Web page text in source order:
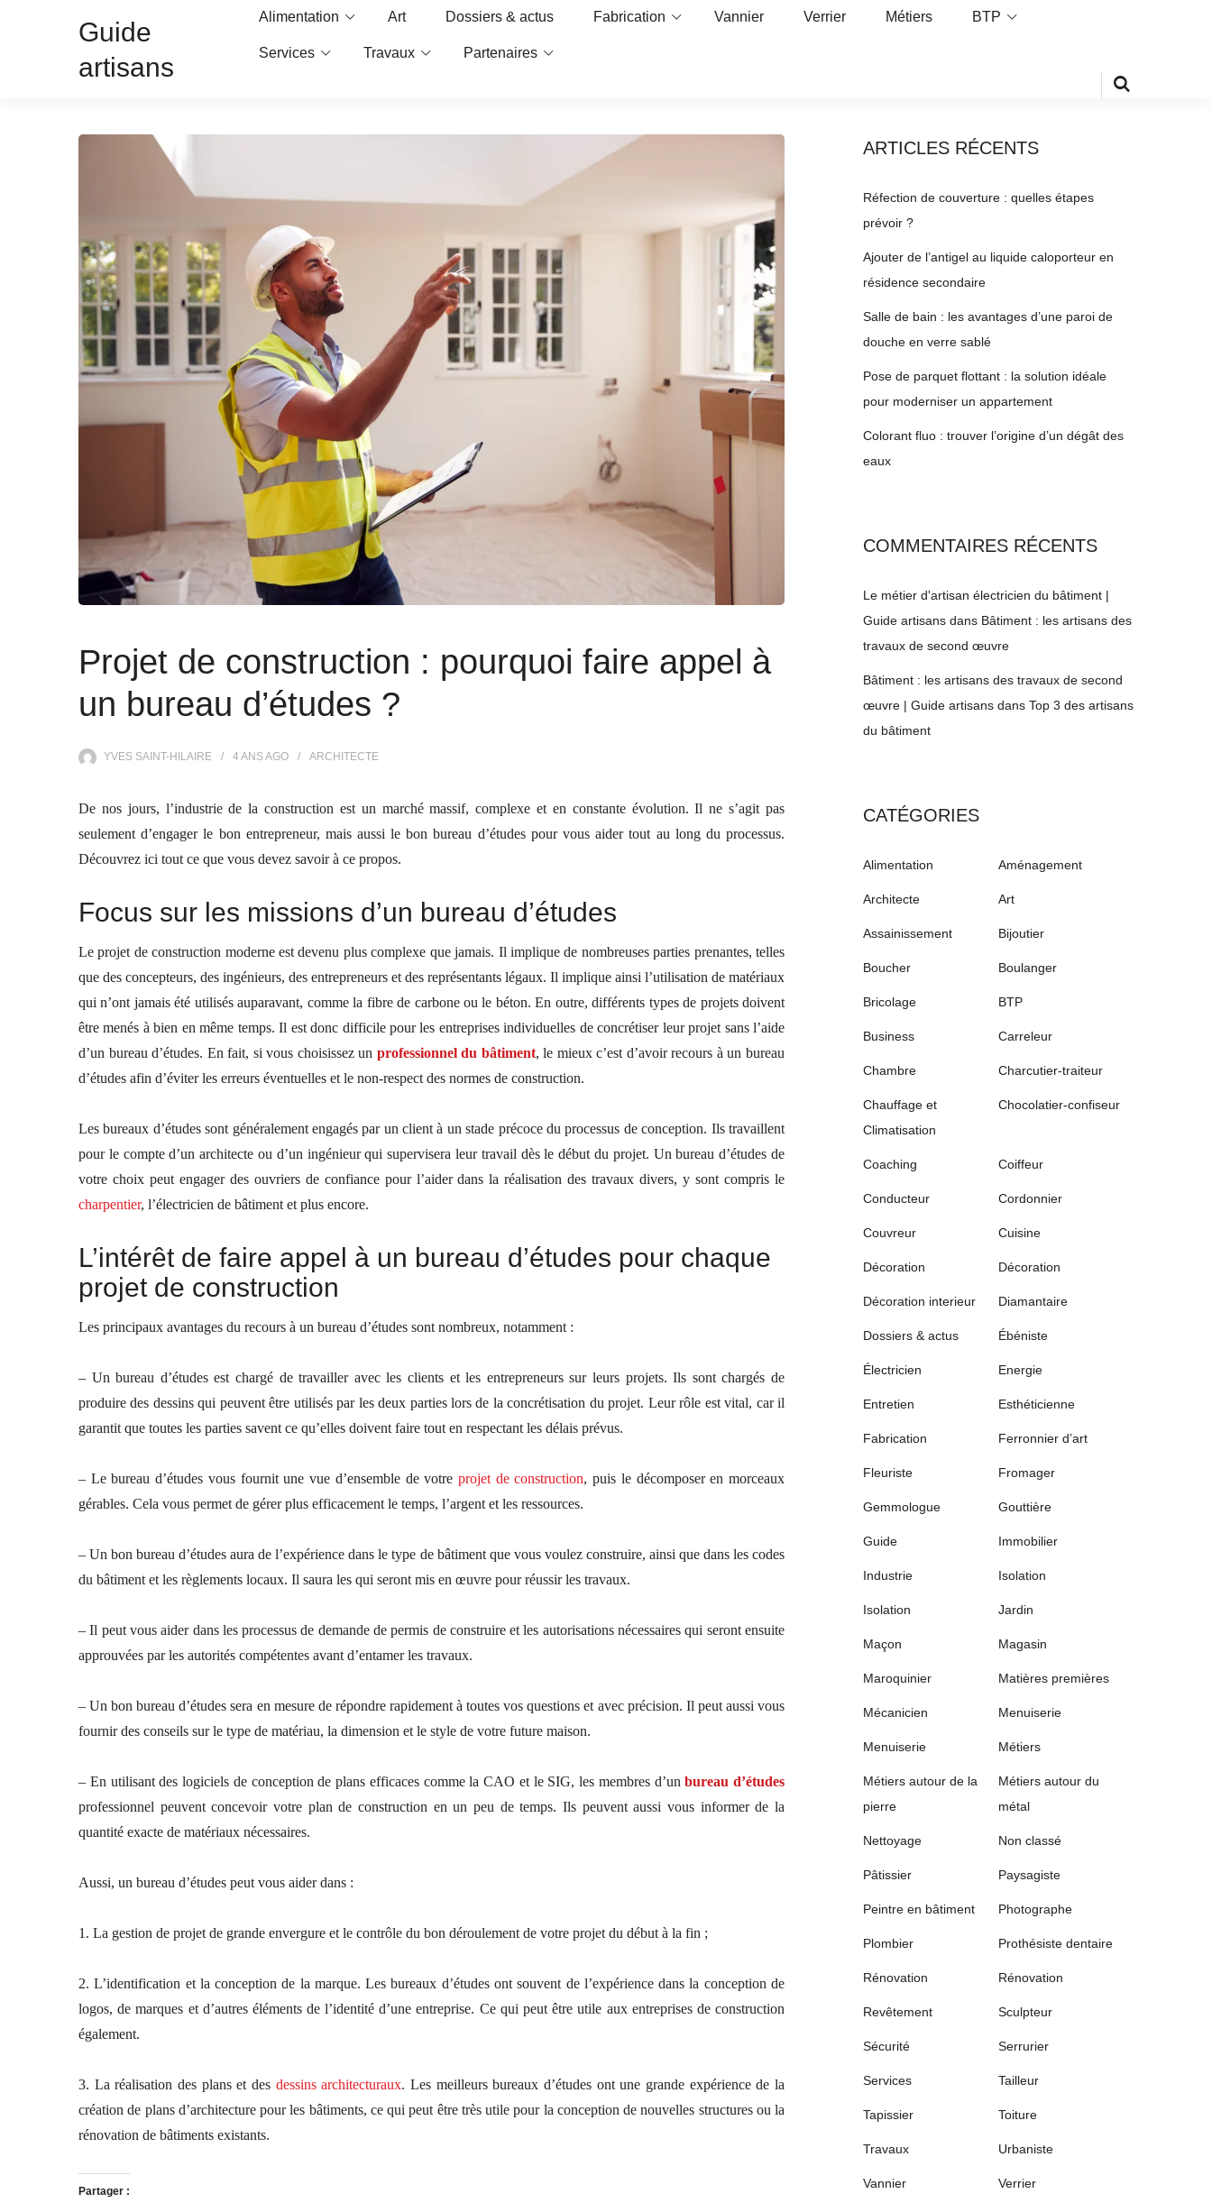
Guide
artisans
Alimentation Art Dossiers & actus Fabrication Vannier Verrier Métiers BTP
Services Travaux Partenaires
Projet de construction : pourquoi faire appel à
un bureau d’études ?
YVES SAINT-HILAIRE 4 ANSAGO ARCHITECTE
De nos jours, l’industrie de la construction est un marché massif, complexe et en constante évolution. Il ne s’agit pas
seulement d’engager le bon entrepreneur, mais aussi le bon bureau d’études pour vous aider tout au long du processus.
Découvrez ici tout ce que vous devez savoir à ce propos.
Focus sur les missions d’un bureau d’études
Le projet de construction moderne est devenu plus complexe que jamais. Il implique de nombreuses parties prenantes, telles
que des concepteurs, des ingénieurs, des entrepreneurs et des représentants légaux. Il implique ainsi l’utilisation de matériaux
qui n’ont jamais été utilisés auparavant, comme la fibre de carbone ou le béton. En outre, différents types de projets doivent
être menés à bien en même temps. Il est donc difficile pour les entreprises individuelles de concrétiser leur projet sans l’aide
d’un bureau d’études. En fait, si vous choisissez un professionnel du bâtiment, le mieux c’est d’avoir recours à un bureau
d’études afin d’éviter les erreurs éventuelles et le non-respect des normes de construction.
Les bureaux d’études sont généralement engagés par un client à un stade précoce du processus de conception. Ils travaillent
pour le compte d’un architecte ou d’un ingénieur qui supervisera leur travail dès le début du projet. Un bureau d’études de
votre choix peut engager des ouvriers de confiance pour l’aider dans la réalisation des travaux divers, y sont compris le
charpentier, l’électricien de bâtiment et plus encore.
L’intérêt de faire appel à un bureau d’études pour chaque
projet de construction
Les principaux avantages du recours à un bureau d’études sont nombreux, notamment :
– Un bureau d’études est chargé de travailler avec les clients et les entrepreneurs sur leurs projets. Ils sont chargés de
produire des dessins qui peuvent être utilisés par les deux parties lors de la concrétisation du projet. Leur rôle est vital, car il
garantit que toutes les parties savent ce qu’elles doivent faire tout en respectant les délais prévus.
– Le bureau d’études vous fournit une vue d’ensemble de votre projet de construction, puis le décomposer en morceaux
gérables. Cela vous permet de gérer plus efficacement le temps, l’argent et les ressources.
– Un bon bureau d’études aura de l’expérience dans le type de bâtiment que vous voulez construire, ainsi que dans les codes
du bâtiment et les règlements locaux. Il saura les qui seront mis en œuvre pour réussir les travaux.
– Il peut vous aider dans les processus de demande de permis de construire et les autorisations nécessaires qui seront ensuite
approuvées par les autorités compétentes avant d’entamer les travaux.
– Un bon bureau d’études sera en mesure de répondre rapidement à toutes vos questions et avec précision. Il peut aussi vous
fournir des conseils sur le type de matériau, la dimension et le style de votre future maison.
– En utilisant des logiciels de conception de plans efficaces comme la CAO et le SIG, les membres d’unbureau d’études
professionnel peuvent concevoir votre plan de construction en un peu de temps. Ils peuvent aussi vous informer de la
quantité exacte de matériaux nécessaires.
Aussi, un bureau d’études peut vous aider dans :
1. La gestion de projet de grande envergure et le contrôle du bon déroulement de votre projet du début à la fin ;
2. L’identification et la conception de la marque. Les bureaux d’études ont souvent de l’expérience dans la conception de
logos, de marques et d’autres éléments de l’identité d’une entreprise. Ce qui peut être utile aux entreprises de construction
également.
3. La réalisation des plans et des dessins architecturaux. Les meilleurs bureaux d’études ont une grande expérience de la
création de plans d’architecture pour les bâtiments, ce qui peut être très utile pour la conception de nouvelles structures ou la
rénovation de bâtiments existants.
Partager :
ARTICLES RÉCENTS
Réfection de couverture : quelles étapes
prévoir ?
Ajouter de l’antigel au liquide caloporteur en
résidence secondaire
Salle de bain : les avantages d’une paroi de
douche en verre sablé
Pose de parquet flottant : la solution idéale
pour moderniser un appartement
Colorant fluo : trouver l’origine d’un dégât des
eaux
COMMENTAIRES RÉCENTS
Le métier d'artisan électricien du bâtiment |
Guide artisans dans Bâtiment : les artisans des
travaux de second œuvre
Bâtiment : les artisans des travaux de second
œuvre | Guide artisans dans Top 3 des artisans
du bâtiment
CATÉGORIES
Alimentation Aménagement
Architecte Art
Assainissement Bijoutier
Boucher Boulanger
Bricolage BTP
Business Carreleur
Chambre Charcutier-traiteur
Chauffage et
Climatisation
Chocolatier-confiseur
Coaching Coiffeur
Conducteur Cordonnier
Couvreur Cuisine
Décoration Décoration
Décoration interieur Diamantaire
Dossiers & actus Ébéniste
Électricien Energie
Entretien Esthéticienne
Fabrication Ferronnier d’art
Fleuriste Fromager
Gemmologue Gouttière
Guide Immobilier
Industrie Isolation
Isolation Jardin
Maçon Magasin
Maroquinier Matières premières
Mécanicien Menuiserie
Menuiserie Métiers
Métiers autour de la
pierre
Métiers autour du
métal
Nettoyage Non classé
Pâtissier Paysagiste
Peintre en bâtiment Photographe
Plombier Prothésiste dentaire
Rénovation Rénovation
Revêtement Sculpteur
Sécurité Serrurier
Services Tailleur
Tapissier Toiture
Travaux Urbaniste
Vannier Verrier